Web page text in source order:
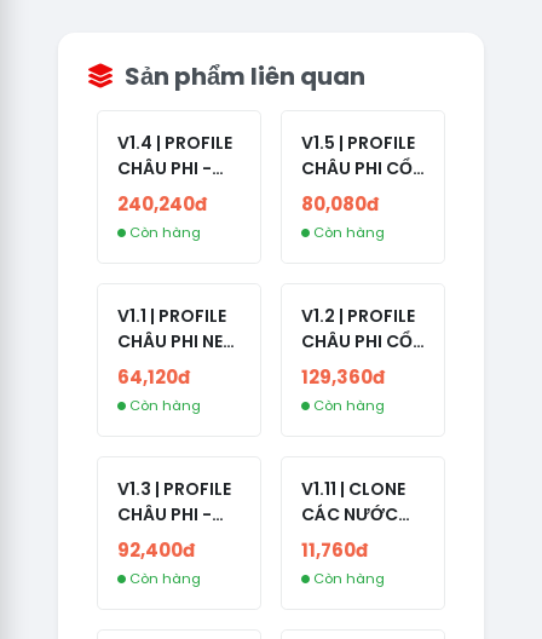
Sản phẩm liên quan
V1.4 | PROFILE
CHÂU PHI -
ETHIOPIA CỔ -
NO 2FA -
RANDOM BẠN
240,240đ
Còn hàng
V1.5 | PROFILE
CHÂU PHI CỔ
- NO 2FA -
LẪN 2024 -
LIVE ADS
80,080đ
Còn hàng
V1.1 | PROFILE
CHÂU PHI NEW
- NO 2FA - ĐA
SỐ BẠN BÈ
CAO
64,120đ
Còn hàng
V1.2 | PROFILE
CHÂU PHI CỔ
- NO 2FA -
LIVE ADS -
NĂM TẠO
129,360đ
Còn hàng
V1.3 | PROFILE
CHÂU PHI -
NO 2FA - LIVE
ADS
92,400đ
Còn hàng
V1.11 | CLONE
CÁC NƯỚC
CÓ 2FA -
INDIA - HÀNG
1 HOTMAIL
11,760đ
Còn hàng